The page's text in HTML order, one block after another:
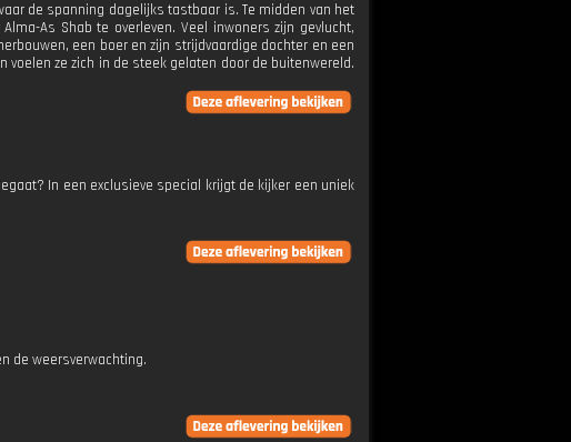
de spanning dagelijks tastbaar is. Te midden van het
As Shab te overleven. Veel inwoners zijn gevlucht,
een boer en zijn strijdvaardige dochter en een
ze zich in de steek gelaten door de buitenwereld.
In een exclusieve special krijgt de kijker een uniek
de weersverwachting.